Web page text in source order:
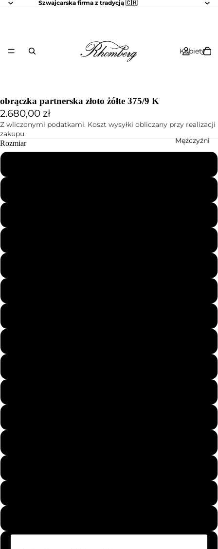
Szwajcarska firma z tradycją 🇨🇭
Kobiety
Mężczyźni
obrączka partnerska złoto żółte 375/9 K
2.680,00 zł
Z wliczonymi podatkami. Koszt wysyłki obliczany przy realizacji
zakupu.
Rozmiar